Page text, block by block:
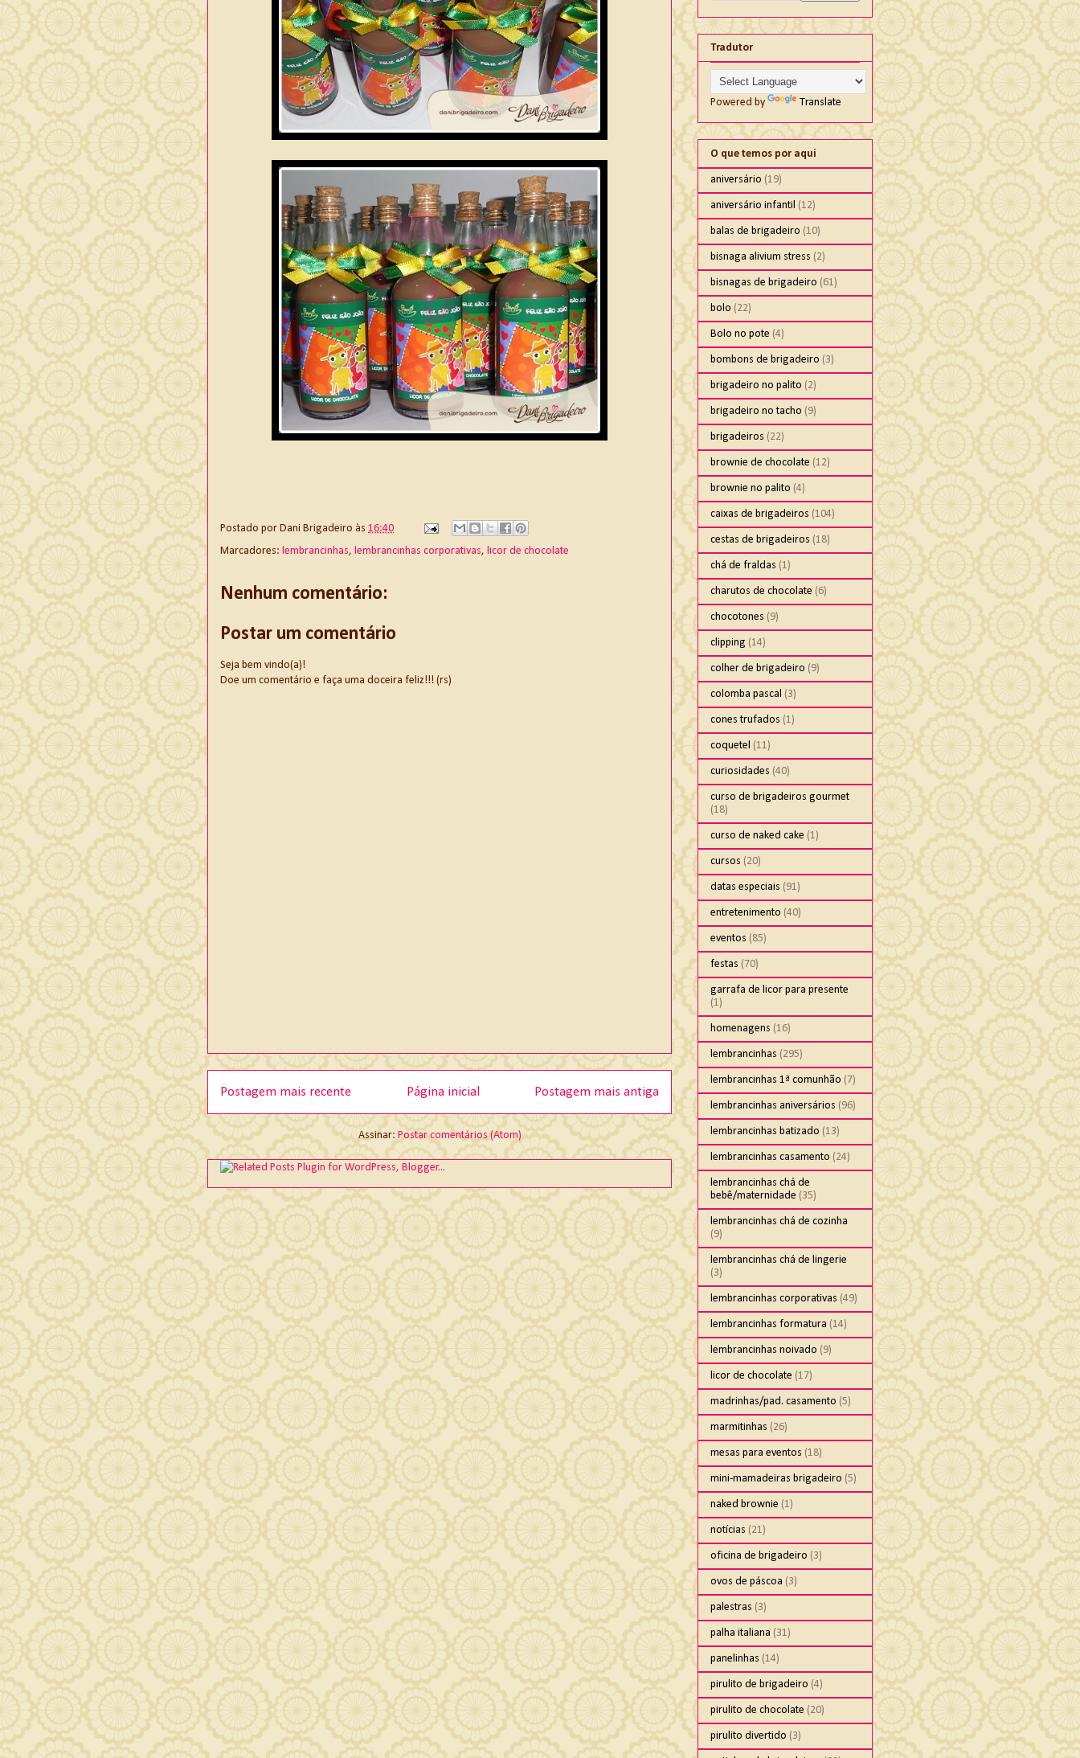
Postado por Dani Brigadeiro às 16:40
Marcadores: lembrancinhas, lembrancinhas corporativas, licor de chocolate
Nenhum comentário:
Postar um comentário
Seja bem vindo(a)!
Doe um comentário e faça uma doceira feliz!!! (rs)
Postagem mais recente Postagem mais antiga
Página inicial
Assinar: Postar comentários (Atom)
Tradutor
Powered by Translate
O que temos por aqui
aniversário (19)
aniversário infantil (12)
balas de brigadeiro (10)
bisnaga alivium stress (2)
bisnagas de brigadeiro (61)
bolo (22)
Bolo no pote (4)
bombons de brigadeiro (3)
brigadeiro no palito (2)
brigadeiro no tacho (9)
brigadeiros (22)
brownie de chocolate (12)
brownie no palito (4)
caixas de brigadeiros (104)
cestas de brigadeiros (18)
chá de fraldas (1)
charutos de chocolate (6)
chocotones (9)
clipping (14)
colher de brigadeiro (9)
colomba pascal (3)
cones trufados (1)
coquetel (11)
curiosidades (40)
curso de brigadeiros gourmet
(18)
curso de naked cake (1)
cursos (20)
datas especiais (91)
entretenimento (40)
eventos (85)
festas (70)
garrafa de licor para presente
(1)
homenagens (16)
lembrancinhas (295)
lembrancinhas 1ª comunhão (7)
lembrancinhas aniversários (96)
lembrancinhas batizado (13)
lembrancinhas casamento (24)
lembrancinhas chá de
bebê/maternidade (35)
lembrancinhas chá de cozinha
(9)
lembrancinhas chá de lingerie
(3)
lembrancinhas corporativas (49)
lembrancinhas formatura (14)
lembrancinhas noivado (9)
licor de chocolate (17)
madrinhas/pad. casamento (5)
marmitinhas (26)
mesas para eventos (18)
mini-mamadeiras brigadeiro (5)
naked brownie (1)
notícias (21)
oficina de brigadeiro (3)
ovos de páscoa (3)
palestras (3)
palha italiana (31)
panelinhas (14)
pirulito de brigadeiro (4)
pirulito de chocolate (20)
pirulito divertido (3)